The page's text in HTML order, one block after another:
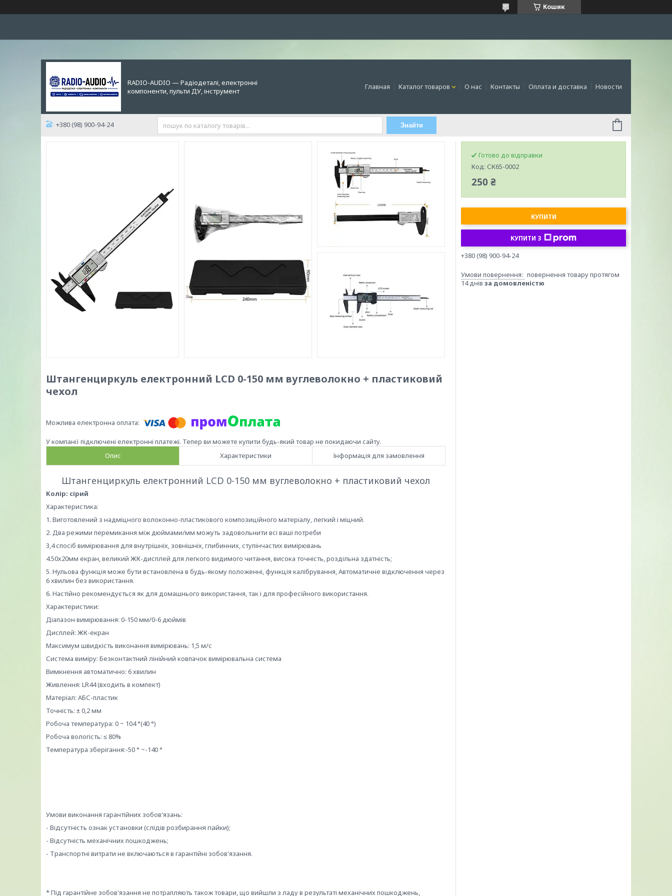
Кошик
RADIO-AUDIO — Радіодеталі, електронні
компоненти, пульти ДУ, інструмент
Главная Каталог товаров О нас Контакты Оплата и доставка Новости
+380 (98) 900-94-24 Знайти
Штангенциркуль електронний LCD 0-150 мм вуглеволокно + пластиковий
чехол
У компанії підключені електронні платежі. Тепер ви можете купити будь-який товар не покидаючи сайту.
Опис
Характеристики Інформація для замовлення
Штангенциркуль електронний LCD 0-150 мм вуглеволокно + пластиковий чехол
Колір: сірий
Характеристика:
1. Виготовлений з надміцного волоконно-пластикового композиційного матеріалу, легкий і міцний.
2. Два режими перемикання між дюймами/мм можуть задовольнити всі ваші потреби
3,4 спосіб вимірювання для внутрішніх, зовнішніх, глибинних, ступінчастих вимірювань
4.50х20мм екран, великий ЖК-дисплей для легкого видимого читання, висока точність, роздільна здатність;
5. Нульова функція може бути встановлена в будь-якому положенні, функція калібрування, Автоматичне відключення через
6 хвилин без використання.
6. Настійно рекомендується як для домашнього використання, так і для професійного використання.
Характеристики:
Діапазон вимірювання: 0-150 мм/0-6 дюймів
Дисплей: ЖК-екран
Максимум швидкість виконання вимірювань: 1,5 м/с
Система виміру: Безконтактний лінійний ковпачок вимірювальна система
Вимкнення автоматично: 6 хвилин
Живлення: LR44 (входить в компект)
Матеріал: АБС-пластик
Точність: ± 0,2 мм
Робоча температура: 0 ~ 104 °(40 °)
Робоча вологість: ≤ 80%
Температура зберігання:-50 ° ~-140 °
Умови виконання гарантійних зобов'язань:
- Відсутність ознак установки (слідів розбирання пайки);
- Відсутність механічних пошкоджень;
- Транспортні витрати не включаються в гарантійні зобов'язання.
* Під гарантійне зобов'язання не потрапляють також товари, що вийшли з ладу в результаті механічних пошкоджень,
Готово до відправки
Код: СК65-0002
250 ₴
КУПИТИ
КУПИТИ З
+380 (98) 900-94-24
повернення товару протягом
14 днів за домовленістю